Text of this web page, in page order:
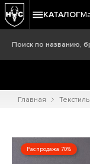
КАТАЛОГ
Главная
Распродажа 70%